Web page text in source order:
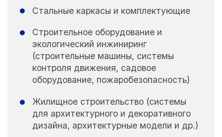
Стальные каркасы и комплектующие
Строительное оборудование и
экологический инжиниринг
(строительные машины, системы
контроля движения, садовое
оборудование, пожаробезопасность)
Жилищное строительство (системы
для архитектурного и декоративного
дизайна, архитектурные модели и др.)